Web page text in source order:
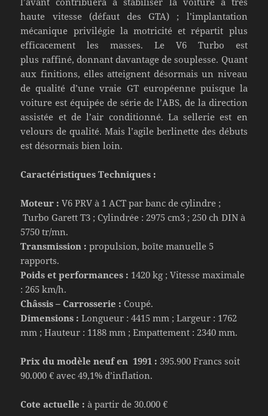
haute vitesse (défaut des GTA) ; l’implantation
mécanique privilégie la motricité et répartit plus
efficacement les masses. Le V6 Turbo est
plus raffiné, donnant davantage de souplesse. Quant
aux finitions, elles atteignent désormais un niveau
de qualité d’une vraie GT européenne puisque la
voiture est équipée de série de l’ABS, de la direction
assistée et de l’air conditionné. La sellerie est en
velours de qualité. Mais l’agile berlinette des débuts
est désormais bien loin.
Caractéristiques Techniques :
Moteur : V6 PRV à 1 ACT par banc de cylindre ;
Turbo Garett T3 ; Cylindrée : 2975 cm3 ; 250 ch DIN à
5750 tr/mn.
Transmission : propulsion, boîte manuelle 5
rapports.
Poids et performances : 1420 kg ; Vitesse maximale
: 265 km/h.
Châssis – Carrosserie : Coupé.
Dimensions : Longueur : 4415 mm ; Largeur : 1762
mm ; Hauteur : 1188 mm ; Empattement : 2340 mm.
Prix du modèle neuf en 1991 : 395.900 Francs soit
90.000 € avec 49,1% d’inflation.
Cote actuelle :à partir de 30.000 €